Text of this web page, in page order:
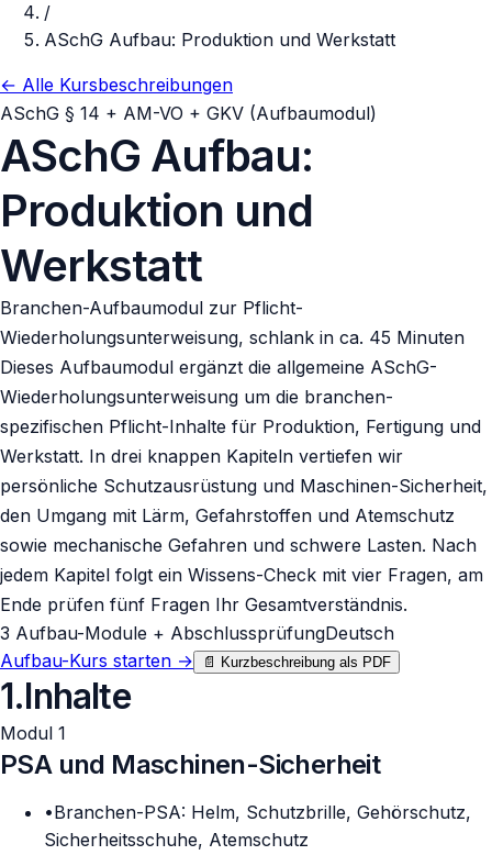
/
ASchG Aufbau: Produktion und Werkstatt
← Alle Kursbeschreibungen
ASchG § 14 + AM-VO + GKV (Aufbaumodul)
ASchG Aufbau:
Produktion und
Werkstatt
Branchen-Aufbaumodul zur Pflicht-
Wiederholungsunterweisung, schlank in ca. 45 Minuten
Dieses Aufbaumodul ergänzt die allgemeine ASchG-
Wiederholungsunterweisung um die branchen-
spezifischen Pflicht-Inhalte für Produktion, Fertigung und
Werkstatt. In drei knappen Kapiteln vertiefen wir
persönliche Schutzausrüstung und Maschinen-Sicherheit,
den Umgang mit Lärm, Gefahrstoffen und Atemschutz
sowie mechanische Gefahren und schwere Lasten. Nach
jedem Kapitel folgt ein Wissens-Check mit vier Fragen, am
Ende prüfen fünf Fragen Ihr Gesamtverständnis.
3 Aufbau-Module + AbschlussprüfungDeutsch
Aufbau-Kurs starten → 📄 Kurzbeschreibung als PDF
1.Inhalte
Modul 1
PSA und Maschinen-Sicherheit
•Branchen-PSA: Helm, Schutzbrille, Gehörschutz,
Sicherheitsschuhe, Atemschutz